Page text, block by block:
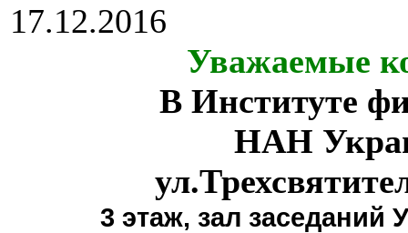
17.12.2016
Уважаемые
В Институте
НАН
3 этаж, зал заседаний